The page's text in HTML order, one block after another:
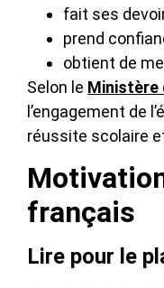
fait ses
prend
obtient de
Selon le Ministère
l’engagement de
réussite scolaire
français
Lire pour le